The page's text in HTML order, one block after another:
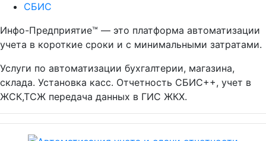
СБИС
Инфо-Предприятие™ — это платформа автоматизации
учета в короткие сроки и с минимальными затратами.
Услуги по автоматизации бухгалтерии, магазина,
склада. Установка касс. Отчетность СБИС++, учет в
ЖСК,ТСЖ передача данных в ГИС ЖКХ.